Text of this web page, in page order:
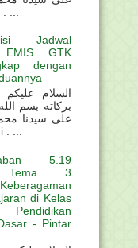
...
Jadwal
GTK
dengan
السلام
بركاته بسم
على سيدنا
...
5.19
Tema 3
di Kelas
- Pintar